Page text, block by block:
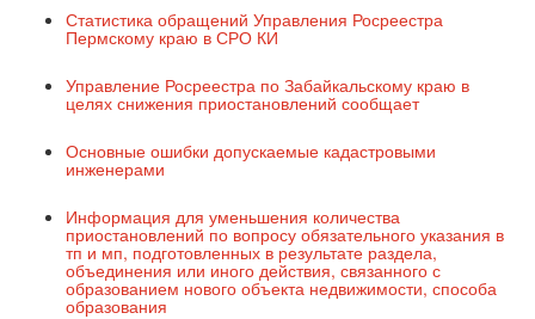
Статистика обращений Управления Росреестра
Пермскому краю в СРО КИ
Управление Росреестра по Забайкальскому краю в
целях снижения приостановлений сообщает
Основные ошибки допускаемые кадастровыми
инженерами
Информация для уменьшения количества
приостановлений по вопросу обязательного указания в
тп и мп, подготовленных в результате раздела,
объединения или иного действия, связанного с
образованием нового объекта недвижимости, способа
образования